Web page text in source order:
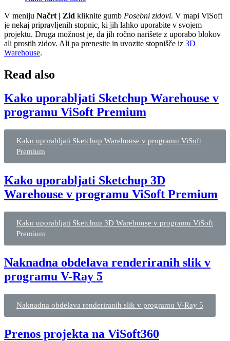
V meniju Načrt | Zid kliknite gumb Posebni zidovi. V mapi ViSoft
je nekaj pripravljenih stopnic, ki jih lahko uporabite v svojem
projektu. Druga možnost je, da jih ročno narišete z uporabo blokov
ali prostih zidov. Ali pa prenesite in uvozite stopnišče iz 3D
Warehouse.
Read also
Kako uporabljati Sketchup Warehouse v
programu ViSoft Premium
Kako uporabljati Sketchup Warehouse v programu ViSoft
Premium
Kako uporabljati Sketchup 3D
Warehouse v programu ViSoft Premium
Kako uporabljati Sketchup 3D Warehouse v programu ViSoft
Premium
Naknadna obdelava renderiranih slik v
programu V-Ray 5
Naknadna obdelava renderiranih slik v programu V-Ray 5
Prenos projekta na ViSoft360